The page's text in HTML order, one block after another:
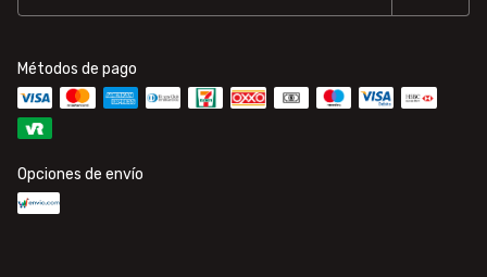
Métodos de pago
Opciones de envío